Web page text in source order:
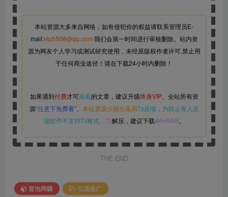
本站资源大多来自网络，如有侵犯你的权益请联系管理员E-
mail:vip5508@qq.com 我们会第一时间进行审核删除。站内资
源为网友个人学习或测试研究使用，未经原版权作者许可,禁止用
于任何商业途径！请在下载24小时内删除！
如果遇到付费才可观看的文章，建议升级终身VIP。 全站所有资
源“任意下免费看”。 本站资源少部分采用7z压缩， 为防止有人压
缩软件不支持7z格式，7z解压，建议下载WinRAR。
THE END
冒泡网赚 引流推广